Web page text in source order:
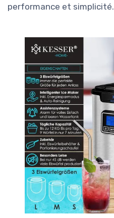
performance et simplicité.